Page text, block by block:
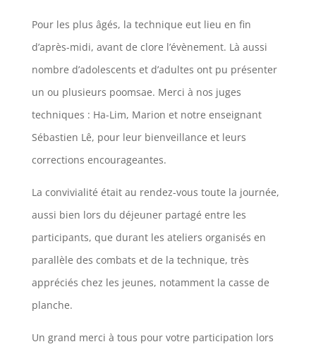
Pour les plus âgés, la technique eut lieu en fin
d’après-midi, avant de clore l’évènement. Là aussi
nombre d’adolescents et d’adultes ont pu présenter
un ou plusieurs poomsae. Merci à nos juges
techniques : Ha-Lim, Marion et notre enseignant
Sébastien Lê, pour leur bienveillance et leurs
corrections encourageantes.
La convivialité était au rendez-vous toute la journée,
aussi bien lors du déjeuner partagé entre les
participants, que durant les ateliers organisés en
parallèle des combats et de la technique, très
appréciés chez les jeunes, notamment la casse de
planche.
Un grand merci à tous pour votre participation lors